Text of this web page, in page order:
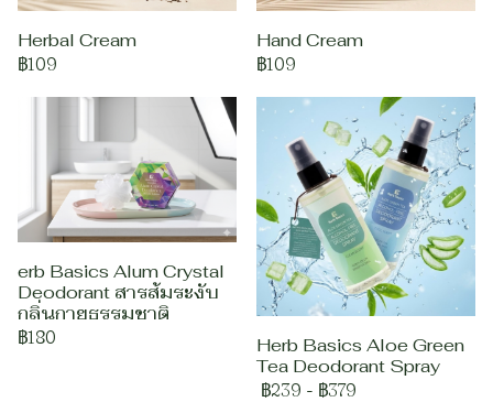
Herbal Cream
฿109
Hand Cream
฿109
erb Basics Alum Crystal
Deodorant สารส้มระงับ
กลิ่นกายธรรมชาติ
฿180
Herb Basics Aloe Green
Tea Deodorant Spray
฿239 - ฿379